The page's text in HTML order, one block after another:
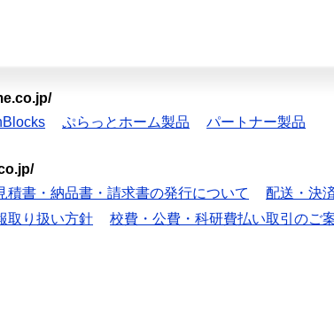
ぷらっとホーム製品 パートナー製品
積書・納品書・請求書の発行について 配送・決
取り扱い方針 校費・公費・科研費払い取引のご